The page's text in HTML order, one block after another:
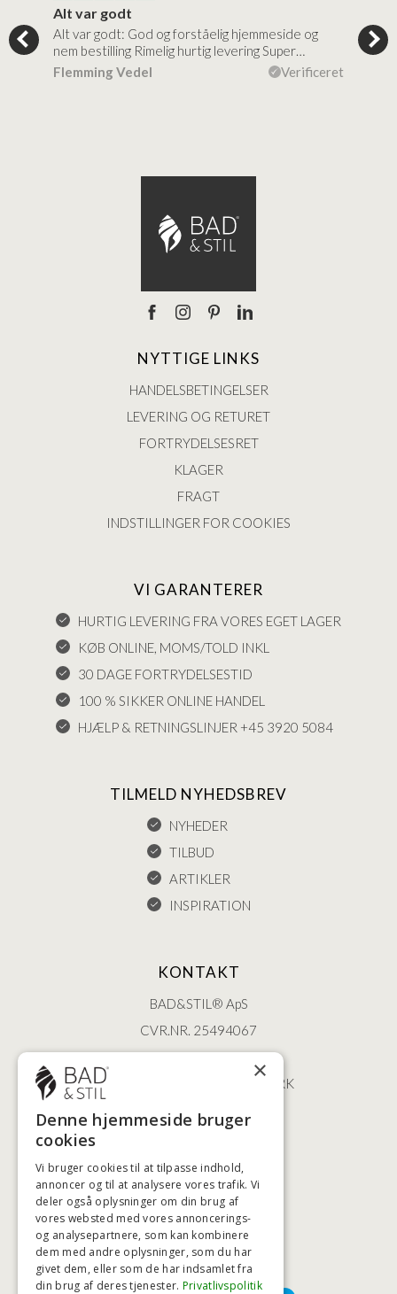
for…
Alt var godt
Alt var godt: God og forståelig hjemmeside og
nem bestilling Rimelig hurtig levering Super…
Flemming Vedel
Verificeret
Jeg
en
NYTTIGE LINKS
HANDELSBETINGELSER
LEVERING OG RETURET
FORTRYDELSESRET
KLAGER
FRAGT
INDSTILLINGER FOR COOKIES
VI GARANTERER
HURTIG LEVERING FRA VORES EGET LAGER
KØB ONLINE, MOMS/TOLD INKL
30 DAGE FORTRYDELSESTID
100 % SIKKER ONLINE HANDEL
HJÆLP & RETNINGSLINJER +45 3920 5084
TILMELD NYHEDSBREV
NYHEDER
TILBUD
ARTIKLER
INSPIRATION
KONTAKT
BAD&STIL® ApS
CVR.NR. 25494067
ØSTERBROGADE 202
2100 KØBENHAVN • DANMARK
+45 3920 5084
HØJESTE KREDITVÆRDIGHED
BETALINGSMULIGHEDER
×
Denne hjemmeside bruger
cookies
Vi bruger cookies til at tilpasse indhold,
annoncer og til at analysere vores trafik. Vi
deler også oplysninger om din brug af
vores websted med vores annoncerings-
og analysepartnere, som kan kombinere
dem med andre oplysninger, som du har
givet dem, eller som de har indsamlet fra
din brug af deres tjenester. Privatlivspolitik